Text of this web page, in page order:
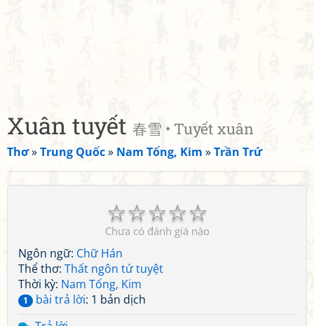
Xuân tuyết 春雪 • Tuyết xuân
Thơ»Trung Quốc» Nam Tống, Kim »Trần Trứ
☆
☆
☆
☆
☆
Chưa có đánh giá nào
Ngôn ngữ: Chữ Hán
Thể thơ: Thất ngôn tứ tuyệt
Thời kỳ: Nam Tống, Kim
1 bài trả lời: 1 bản dịch